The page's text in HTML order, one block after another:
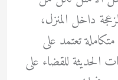
داخل المنزل،
تعتمد على
الحديثة للقضاء على